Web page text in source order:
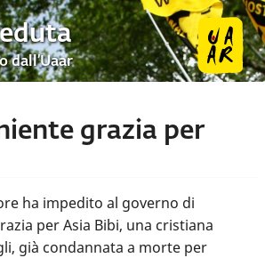
dall’Uaar
grazia per
ha impedito al governo di
per Asia Bibi, una cristiana
già condannata a morte per